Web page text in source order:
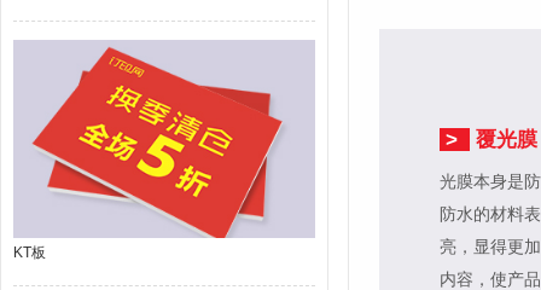
KT板
> 覆光膜
光膜本身是
防水的材料
亮，显得更
内容，使产